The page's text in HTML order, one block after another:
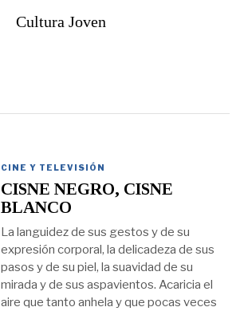
Cultura Joven
CINE Y TELEVISIÓN
CISNE NEGRO, CISNE
BLANCO
La languidez de sus gestos y de su
expresión corporal, la delicadeza de sus
pasos y de su piel, la suavidad de su
mirada y de sus aspavientos. Acaricia el
aire que tanto anhela y que pocas veces